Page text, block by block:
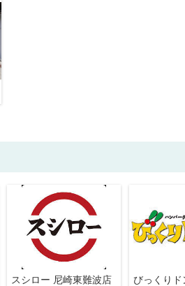
スシロー 尼崎東難波店